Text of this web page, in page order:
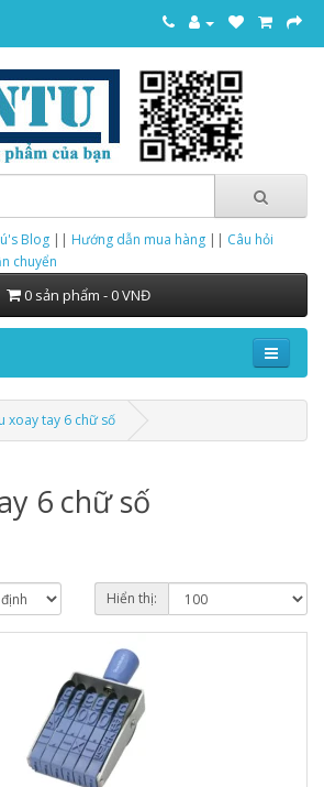
Blog || Hướng dẫn mua hàng || Câu hỏi
chuyển
0 sản phẩm - 0 VNĐ
xoay tay 6 chữ số
6 chữ số
Hiển thị: